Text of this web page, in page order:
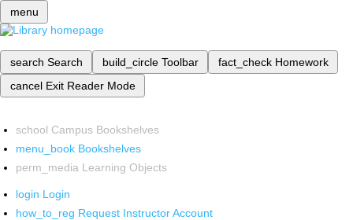
menu
search Search build_circle Toolbar fact_check Homework
cancel Exit Reader Mode
school Campus Bookshelves
menu_book Bookshelves
perm_media Learning Objects
login Login
how_to_reg Request Instructor Account